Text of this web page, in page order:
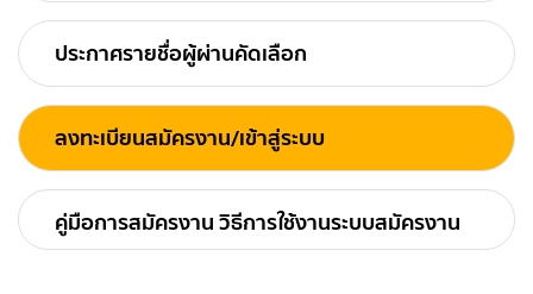
ประกาศรายชื่อผู้ผ่านคัดเลือก
ลงทะเบียนสมัครงาน/เข้าสู่ระบบ
คู่มือการสมัครงาน วิธีการใช้งานระบบสมัครงาน